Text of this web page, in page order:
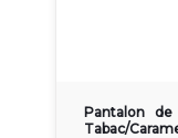
Pantalon de
Tabac/